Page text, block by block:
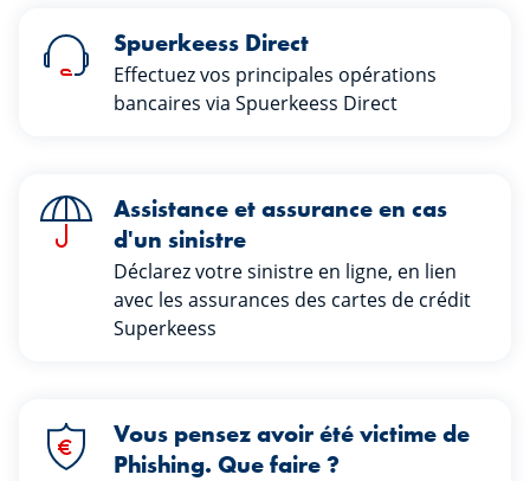
Spuerkeess Direct
Effectuez vos principales opérations
bancaires via Spuerkeess Direct
Assistance et assurance en cas
d'un sinistre
Déclarez votre sinistre en ligne, en lien
avec les assurances des cartes de crédit
Superkeess
Vous pensez avoir été victime de
Phishing. Que faire ?